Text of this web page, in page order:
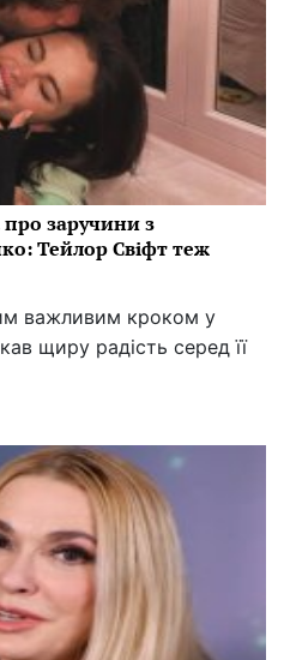
про заручини з
Тейлор Свіфт теж
важливим кроком у
щиру радість серед її